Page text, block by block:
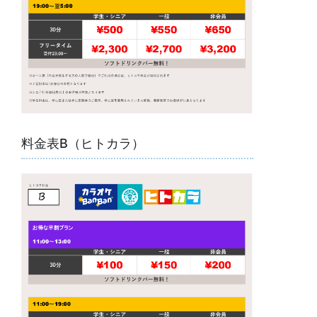
料金表B（ヒトカラ）